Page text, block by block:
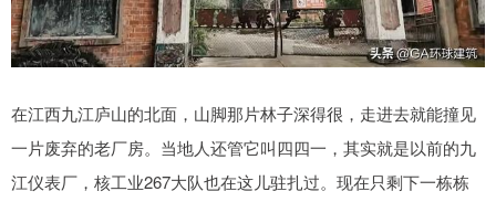
在江西九江庐山的北面，山脚那片林子深得很，走进去就能撞见
一片废弃的老厂房。当地人还管它叫四四一，其实就是以前的九
江仪表厂，核工业267大队也在这儿驻扎过。现在只剩下一栋栋